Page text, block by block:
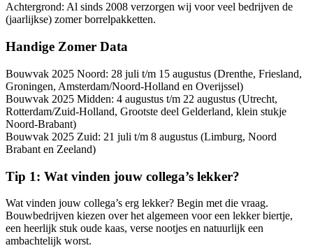
Achtergrond: Al sinds 2008 verzorgen wij voor veel bedrijven de
(jaarlijkse) zomer borrelpakketten.
Handige Zomer Data
Bouwvak 2025 Noord: 28 juli t/m 15 augustus (Drenthe, Friesland,
Groningen, Amsterdam/Noord-Holland en Overijssel)
Bouwvak 2025 Midden: 4 augustus t/m 22 augustus (Utrecht,
Rotterdam/Zuid-Holland, Grootste deel Gelderland, klein stukje
Noord-Brabant)
Bouwvak 2025 Zuid: 21 juli t/m 8 augustus (Limburg, Noord
Brabant en Zeeland)
Tip 1: Wat vinden jouw collega’s lekker?
Wat vinden jouw collega’s erg lekker? Begin met die vraag.
Bouwbedrijven kiezen over het algemeen voor een lekker biertje,
een heerlijk stuk oude kaas, verse nootjes en natuurlijk een
ambachtelijk worst.